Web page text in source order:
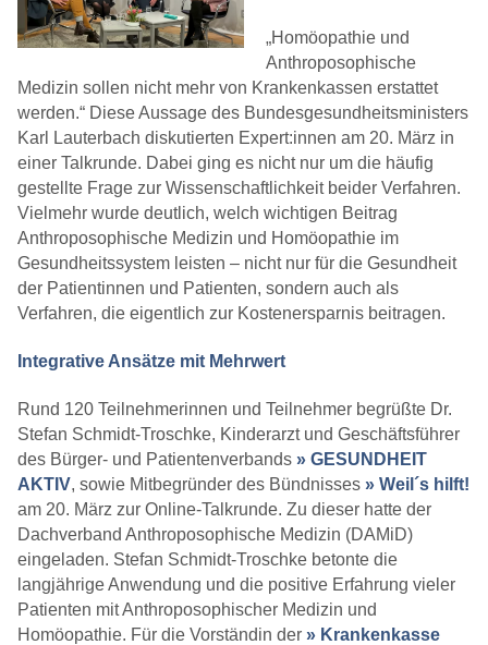
„Homöopathie und
Anthroposophische
Medizin sollen nicht mehr von Krankenkassen erstattet
werden.“ Diese Aussage des Bundesgesundheitsministers
Karl Lauterbach diskutierten Expert:innen am 20. März in
einer Talkrunde. Dabei ging es nicht nur um die häufig
gestellte Frage zur Wissenschaftlichkeit beider Verfahren.
Vielmehr wurde deutlich, welch wichtigen Beitrag
Anthroposophische Medizin und Homöopathie im
Gesundheitssystem leisten – nicht nur für die Gesundheit
der Patientinnen und Patienten, sondern auch als
Verfahren, die eigentlich zur Kostenersparnis beitragen.
Integrative Ansätze mit Mehrwert
Rund 120 Teilnehmerinnen und Teilnehmer begrüßte Dr.
Stefan Schmidt-Troschke, Kinderarzt und Geschäftsführer
des Bürger- und Patientenverbands » GESUNDHEIT
AKTIV, sowie Mitbegründer des Bündnisses » Weil´s hilft!
am 20. März zur Online-Talkrunde. Zu dieser hatte der
Dachverband Anthroposophische Medizin (DAMiD)
eingeladen. Stefan Schmidt-Troschke betonte die
langjährige Anwendung und die positive Erfahrung vieler
Patienten mit Anthroposophischer Medizin und
Homöopathie. Für die Vorständin der » Krankenkasse